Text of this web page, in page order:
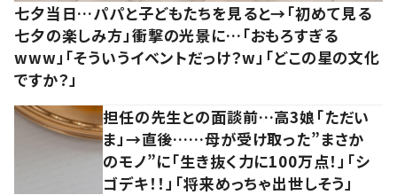
七夕当日…パパと子どもたちを見ると→「初めて見る
七夕の楽しみ方」衝撃の光景に…「おもろすぎる
www」「そういうイベントだっけ？w」「どこの星の文化
ですか？」
担任の先生との面談前…高3娘「ただい
ま」→直後……母が受け取った”まさか
のモノ”に「生き抜く力に100万点！」「シ
ゴデキ！！」「将来めっちゃ出世しそう」